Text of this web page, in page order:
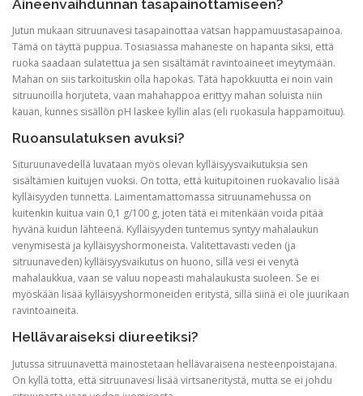
Aineenvaihdunnan tasapainottamiseen?
Jutun mukaan sitruunavesi tasapainottaa vatsan happamuustasapainoa.
Tämä on täyttä puppua. Tosiasiassa mahaneste on hapanta siksi, että
ruoka saadaan sulatettua ja sen sisältämät ravintoaineet imeytymään.
Mahan on siis tarkoituskin olla hapokas. Tätä hapokkuutta ei noin vain
sitruunoilla horjuteta, vaan mahahappoa erittyy mahan soluista niin
kauan, kunnes sisällön pH laskee kyllin alas (eli ruokasula happamoituu).
Ruoansulatuksen avuksi?
Situruunavedellä luvataan myös olevan kylläisyysvaikutuksia sen
sisältämien kuitujen vuoksi. On totta, että kuitupitoinen ruokavalio lisää
kylläisyyden tunnetta. Laimentamattomassa sitruunamehussa on
kuitenkin kuitua vain 0,1 g/100 g, joten tätä ei mitenkään voida pitää
hyvänä kuidun lähteenä. Kylläisyyden tuntemus syntyy mahalaukun
venymisestä ja kylläisyyshormoneista. Valitettavasti veden (ja
sitruunaveden) kylläisyysvaikutus on huono, sillä vesi ei venytä
mahalaukkua, vaan se valuu nopeasti mahalaukusta suoleen. Se ei
myöskään lisää kylläisyyshormoneiden eritystä, sillä siinä ei ole juurikaan
ravintoaineita.
Hellävaraiseksi diureetiksi?
Jutussa sitruunavettä mainostetaan hellävaraisena nesteenpoistajana.
On kyllä totta, että sitruunavesi lisää virtsaneritystä, mutta se ei johdu